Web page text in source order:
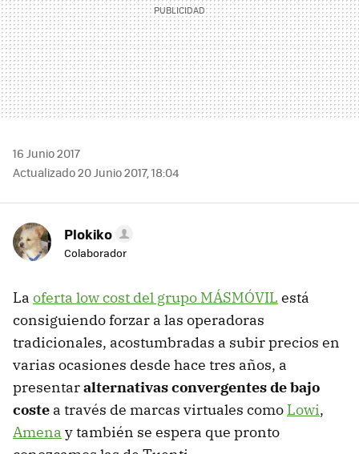
16 Junio 2017
Actualizado 20 Junio 2017, 18:04
Plokiko
Colaborador
La oferta low cost del grupo MÁSMÓVIL está
consiguiendo forzar a las operadoras
tradicionales, acostumbradas a subir precios en
varias ocasiones desde hace tres años, a
presentaralternativas convergentes de bajo
coste a través de marcas virtuales como Lowi,
Amena y también se espera que pronto